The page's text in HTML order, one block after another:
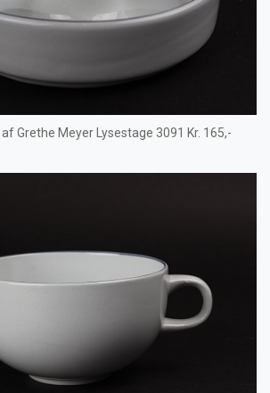
Grethe Meyer Lysestage 3091 Kr. 165,-